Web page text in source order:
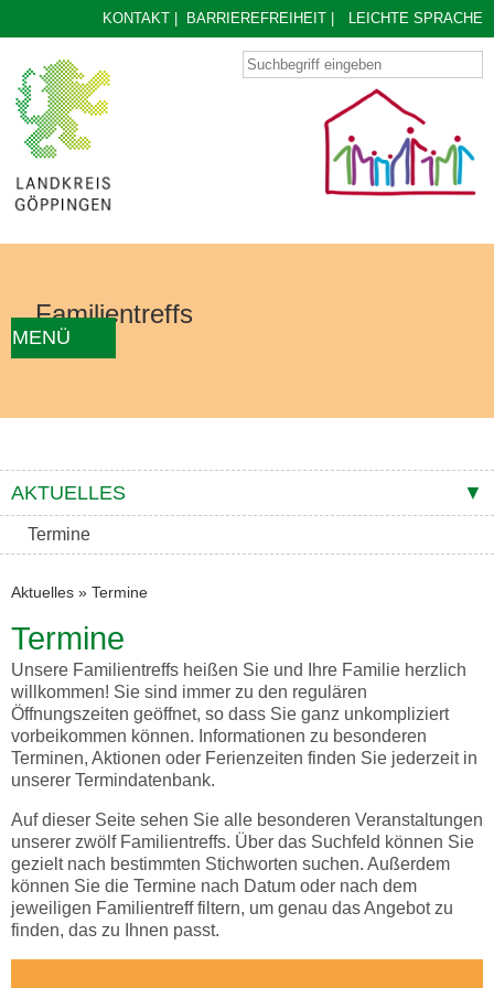
KONTAKT BARRIEREFREIHEIT LEICHTE SPRACHE
MENÜ
KONZEPT KONTAKTE
Familientreffs
AKTUELLES
Termine
Aktuelles » Termine
Termine
Unsere Familientreffs heißen Sie und Ihre Familie herzlich
willkommen! Sie sind immer zu den regulären
Öffnungszeiten geöffnet, so dass Sie ganz unkompliziert
vorbeikommen können. Informationen zu besonderen
Terminen, Aktionen oder Ferienzeiten finden Sie jederzeit in
unserer Termindatenbank.
Auf dieser Seite sehen Sie alle besonderen Veranstaltungen
unserer zwölf Familientreffs. Über das Suchfeld können Sie
gezielt nach bestimmten Stichworten suchen. Außerdem
können Sie die Termine nach Datum oder nach dem
jeweiligen Familientreff filtern, um genau das Angebot zu
finden, das zu Ihnen passt.